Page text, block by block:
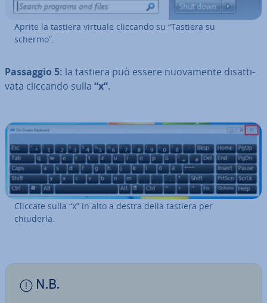
Aprite la tastiera virtuale cliccando su “Tastiera su
schermo”.
Passaggio 5: la tastiera può essere nuo­va­men­te di­sat­ti­
va­ta cliccando sulla “x”.
Cliccate sulla “x” in alto a destra della tastiera per
chiuderla.
N.B.